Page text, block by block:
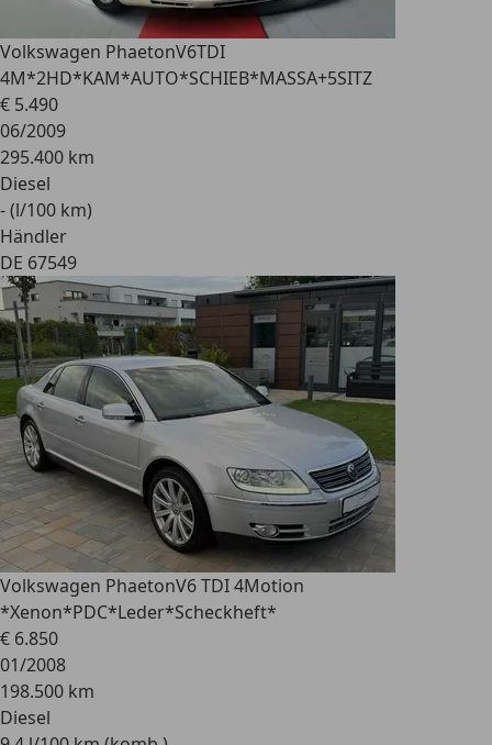
Volkswagen PhaetonV6TDI
4M*2HD*KAM*AUTO*SCHIEB*MASSA+5SITZ
€ 5.490
06/2009
295.400 km
Diesel
- (l/100 km)
Händler
DE 67549
Volkswagen PhaetonV6 TDI 4Motion
*Xenon*PDC*Leder*Scheckheft*
€ 6.850
01/2008
198.500 km
Diesel